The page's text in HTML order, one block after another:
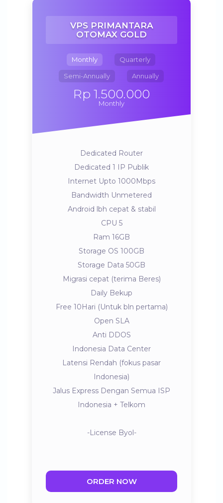
VPS PRIMANTARA
OTOMAX GOLD
Monthly Quarterly
Semi-Annually Annually
Rp 1.500.000
Monthly
Dedicated Router
Dedicated 1 IP Publik
Internet Upto 1000Mbps
Bandwidth Unmetered
Android lbh cepat & stabil
CPU 5
Ram 16GB
Storage OS 100GB
Storage Data 50GB
Migrasi cepat (terima Beres)
Daily Bekup
Free 10Hari (Untuk bln pertama)
Open SLA
Anti DDOS
Indonesia Data Center
Latensi Rendah (fokus pasar
Indonesia)
Jalus Express Dengan Semua ISP
Indonesia + Telkom
-License Byol-
ORDER NOW